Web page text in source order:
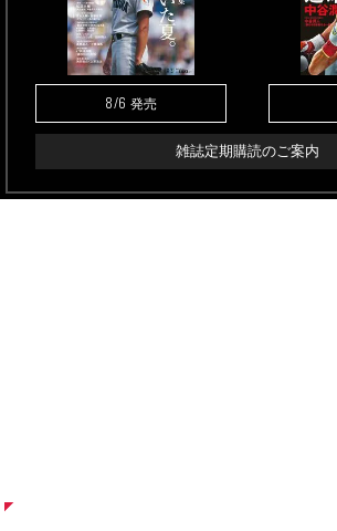
8/6 発売
雑誌定期購読のご案内